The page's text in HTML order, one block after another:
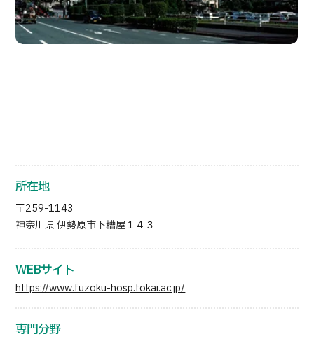
所在地
〒259-1143
神奈川県 伊勢原市下糟屋１４３
WEBサイト
https://www.fuzoku-hosp.tokai.ac.jp/
専門分野